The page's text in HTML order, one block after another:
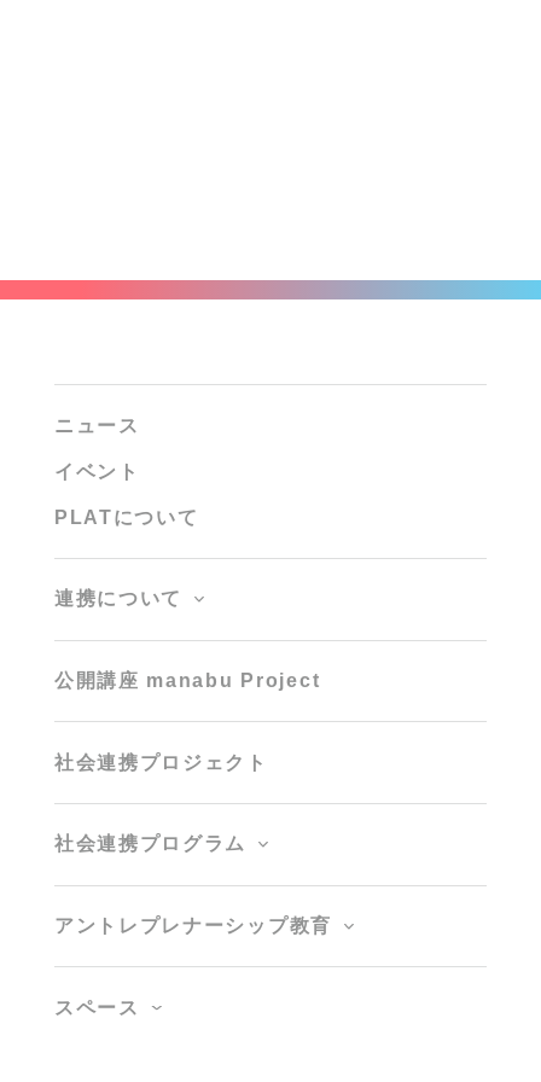
ニュース
イベント
PLATについて
連携について
公開講座 manabu Project
社会連携プロジェクト
社会連携プログラム
アントレプレナーシップ教育
スペース